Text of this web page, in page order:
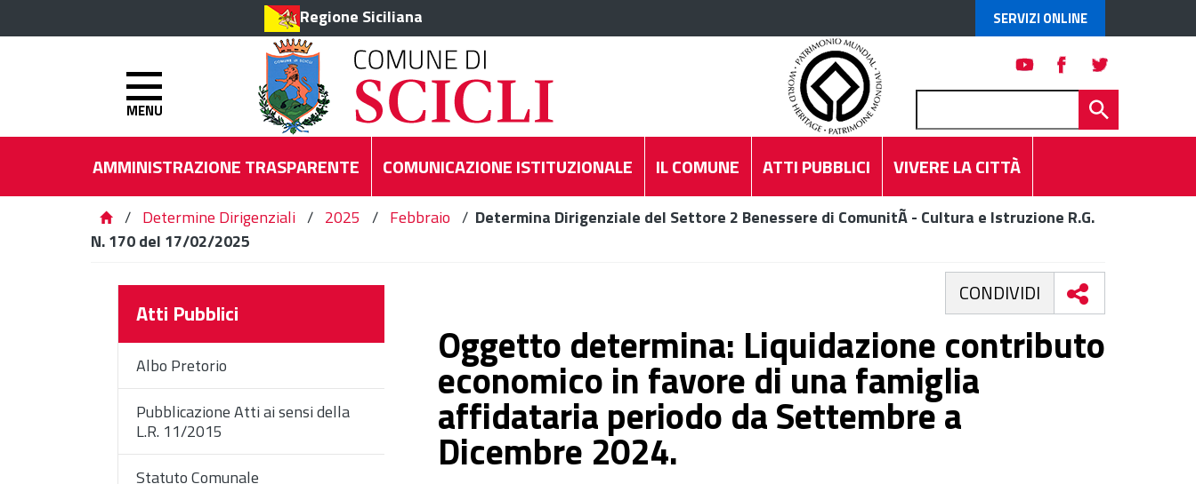
Regione Siciliana SERVIZI ONLINE
MENU
AMMINISTRAZIONE TRASPARENTE COMUNICAZIONE ISTITUZIONALE IL COMUNE ATTI PUBBLICI VIVERE LA CITTÀ
/ Determine Dirigenziali / 2025 / Febbraio / Determina Dirigenziale del Settore 2 Benessere di ComunitÃ - Cultura e Istruzione R.G.
N. 170 del 17/02/2025
Atti Pubblici
Albo Pretorio
Pubblicazione Atti ai sensi della
L.R. 11/2015
Statuto Comunale
CONDIVIDI
Oggetto determina: Liquidazione contributo
economico in favore di una famiglia
affidataria periodo da Settembre a
Dicembre 2024.